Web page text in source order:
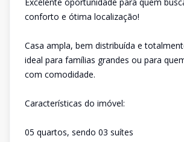
conforto e ótima localização!
Casa ampla, bem distribuída e
ideal para famílias grandes ou para
com comodidade.
Características do imóvel:
05 quartos, sendo 03 suítes